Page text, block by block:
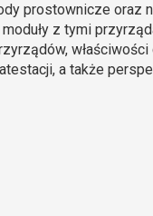
prostownicze oraz
z tymi
a także